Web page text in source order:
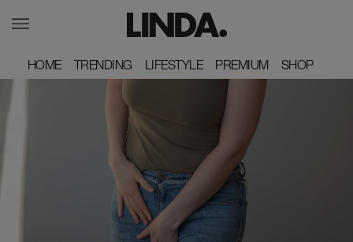
HOME
HOME TRENDING
TRENDING LIFESTYLE
LIFESTYLE PREMIUM
PREMIUM SHOP
SHOP